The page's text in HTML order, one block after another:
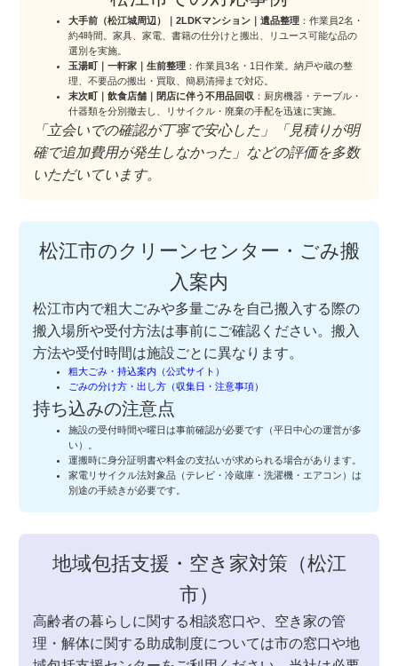
大手前（松江城周辺）｜2LDKマンション｜遺品整理 ：作業員2名・
約4時間。家具、家電、書籍の仕分けと搬出、リユース可能な品の
選別を実施。
玉湯町｜一軒家｜生前整理 ：作業員3名・1日作業。納戸や蔵の整
理、不要品の搬出・買取、簡易清掃まで対応。
末次町｜飲食店舗｜閉店に伴う不用品回収 ：厨房機器・テーブル・
什器類を分別撤去し、リサイクル・廃棄の手配を迅速に実施。
「立会いでの確認が丁寧で安心した」「見積りが明
確で追加費用が発生しなかった」などの評価を多数
いただいています。
松江市のクリーンセンター・ごみ搬
入案内
松江市内で粗大ごみや多量ごみを自己搬入する際の
搬入場所や受付方法は事前にご確認ください。搬入
方法や受付時間は施設ごとに異なります。
粗大ごみ・持込案内（公式サイト）
ごみの分け方・出し方（収集日・注意事項）
持ち込みの注意点
施設の受付時間や曜日は事前確認が必要です（平日中心の運営が多
い）。
運搬時に身分証明書や料金の支払いが求められる場合があります。
家電リサイクル法対象品（テレビ・冷蔵庫・洗濯機・エアコン）は
別途の手続きが必要です。
地域包括支援・空き家対策（松江
市）
高齢者の暮らしに関する相談窓口や、空き家の管
理・解体に関する助成制度については市の窓口や地